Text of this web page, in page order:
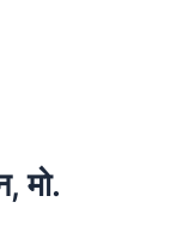
मो.